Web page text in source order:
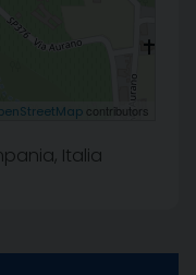
contributors
Italia